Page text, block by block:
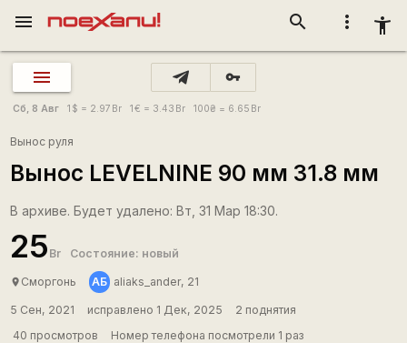
more_vert accessibility_new
search
menu
vpn_key
Сб, 8 Авг 1 $ = 2.97 Br 1€ = 3.43 Br 100₴ = 6.65 Br
Вынос руля
Вынос LEVELNINE 90 мм 31.8 мм
В архиве. Будет удалено: Вт, 31 Мар 18:30.
25 Br Состояние: новый
place Сморгонь АБ aliaks_ander, 21
5 Сен, 2021 исправлено 1 Дек, 2025
2 поднятия
40 просмотров
Номер телефона посмотрели 1 раз